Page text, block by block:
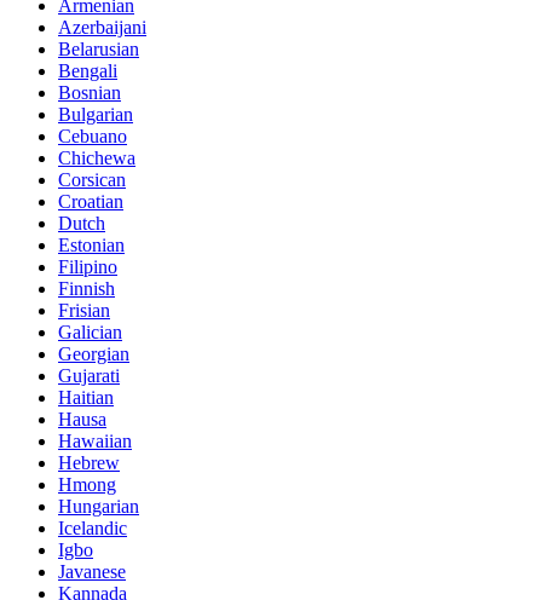
Armenian
Azerbaijani
Belarusian
Bengali
Bosnian
Bulgarian
Cebuano
Chichewa
Corsican
Croatian
Dutch
Estonian
Filipino
Finnish
Frisian
Galician
Georgian
Gujarati
Haitian
Hausa
Hawaiian
Hebrew
Hmong
Hungarian
Icelandic
Igbo
Javanese
Kannada